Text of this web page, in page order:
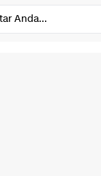
Anda...